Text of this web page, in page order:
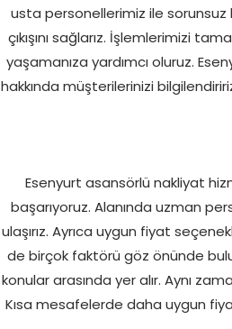
usta personellerimiz ile
çıkışını sağlarız. İşlemlerimizi
yaşamanıza yardımcı oluruz.
hakkında müşterilerinizi
Esenyurt asansörlü nakliyat
başarıyoruz. Alanında uzman
ulaşırız. Ayrıca uygun fiyat
de birçok faktörü göz önünde
konular arasında yer alır. Aynı
Kısa mesafelerde daha uygun